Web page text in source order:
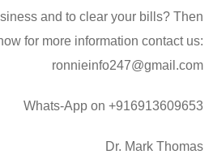
and to clear your bills? Then
for more information contact us:
ronnieinfo247@gmail.com
Whats-App on +916913609653
Dr. Mark Thomas